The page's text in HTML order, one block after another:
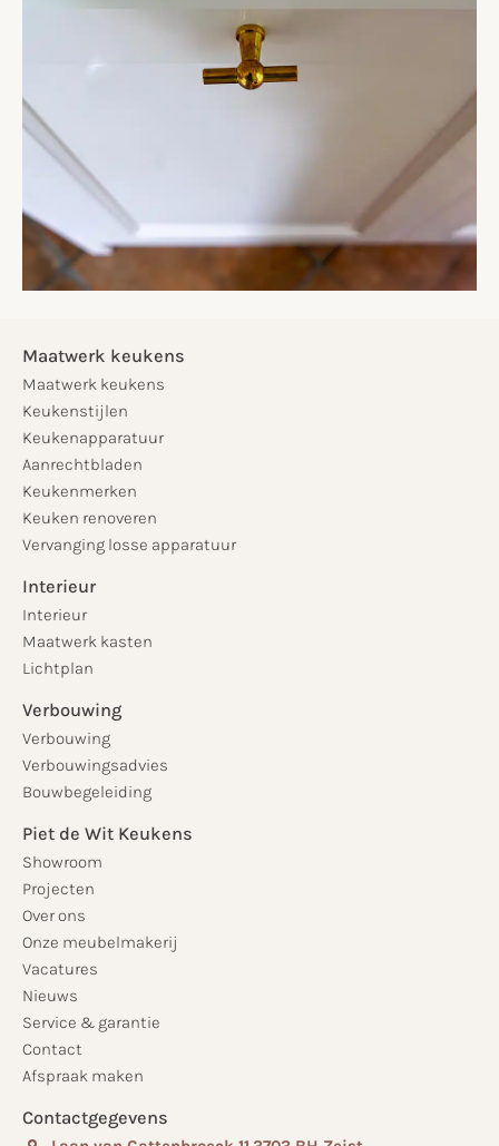
Maatwerk keukens
Maatwerk keukens
Keukenstijlen
Keukenapparatuur
Aanrechtbladen
Keukenmerken
Keuken renoveren
Vervanging losse apparatuur
Interieur
Interieur
Maatwerk kasten
Lichtplan
Verbouwing
Verbouwing
Verbouwingsadvies
Bouwbegeleiding
Piet de Wit Keukens
Showroom
Projecten
Over ons
Onze meubelmakerij
Vacatures
Nieuws
Service & garantie
Contact
Afspraak maken
Contactgegevens